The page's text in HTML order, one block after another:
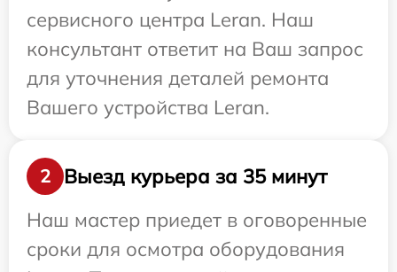
сервисного центра Leran. Наш
консультант ответит на Ваш запрос
для уточнения деталей ремонта
Вашего устройства Leran.
2
Выезд курьера за 35 минут
Наш мастер приедет в оговоренные
сроки для осмотра оборудования